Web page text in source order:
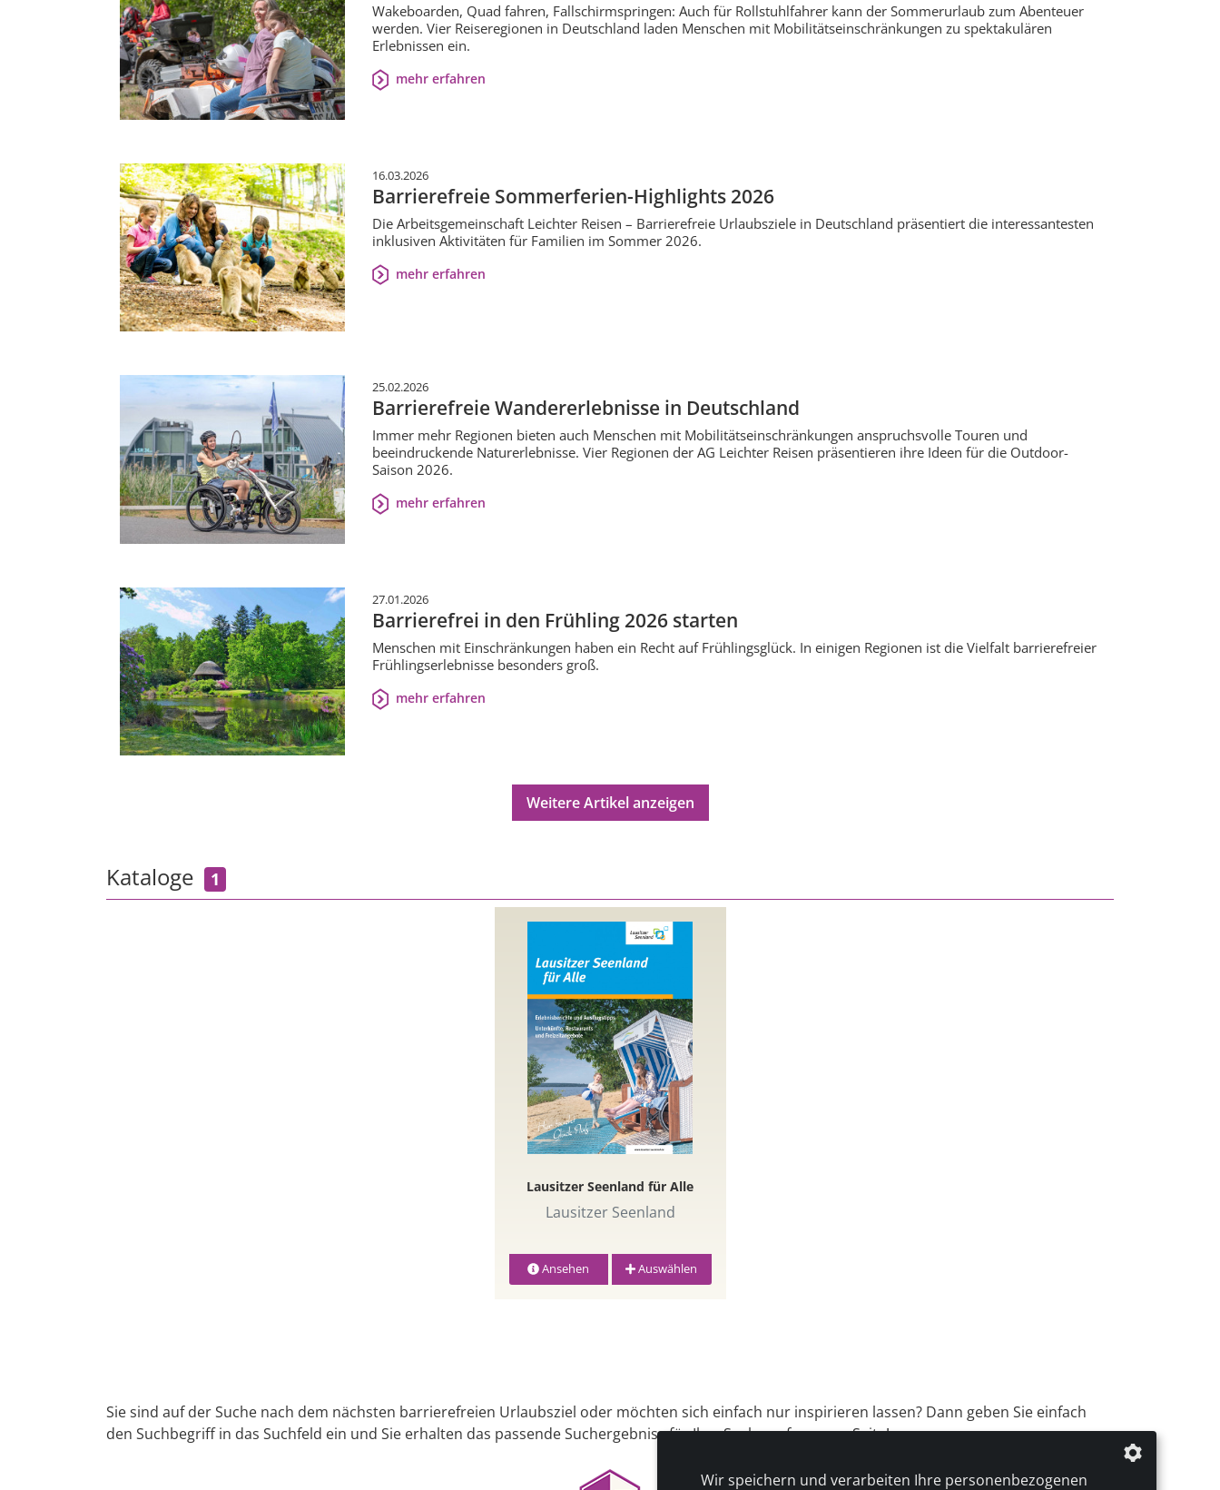
Wakeboarden, Quad fahren, Fallschirmspringen: Auch für Rollstuhlfahrer kann der Sommerurlaub zum Abenteuer
werden. Vier Reiseregionen in Deutschland laden Menschen mit Mobilitätseinschränkungen zu spektakulären
Erlebnissen ein.
mehr erfahren
16.03.2026
Barrierefreie Sommerferien-Highlights 2026
Die Arbeitsgemeinschaft Leichter Reisen – Barrierefreie Urlaubsziele in Deutschland präsentiert die interessantesten
inklusiven Aktivitäten für Familien im Sommer 2026.
mehr erfahren
25.02.2026
Barrierefreie Wandererlebnisse in Deutschland
Immer mehr Regionen bieten auch Menschen mit Mobilitätseinschränkungen anspruchsvolle Touren und
beeindruckende Naturerlebnisse. Vier Regionen der AG Leichter Reisen präsentieren ihre Ideen für die Outdoor-
Saison 2026.
mehr erfahren
27.01.2026
Barrierefrei in den Frühling 2026 starten
Menschen mit Einschränkungen haben ein Recht auf Frühlingsglück. In einigen Regionen ist die Vielfalt barrierefreier
Frühlingserlebnisse besonders groß.
mehr erfahren
Weitere Artikel anzeigen
Kataloge 1
Lausitzer Seenland für Alle
Lausitzer Seenland
Ansehen Auswählen
Sie sind auf der Suche nach dem nächsten barrierefreien Urlaubsziel oder möchten sich einfach nur inspirieren lassen? Dann geben Sie einfach
den Suchbegriff in das Suchfeld ein und Sie erhalten das passende Suchergebniss für Ihre Suche auf unserer Seite!
Wir speichern und verarbeiten Ihre personenbezogenen